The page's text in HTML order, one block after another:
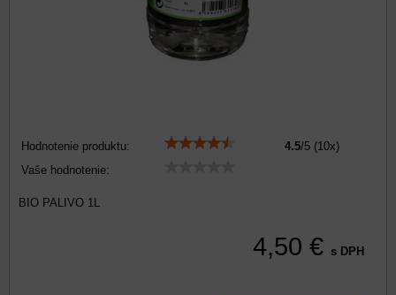
Hodnotenie produktu: 4.5/5 (10x)
Vaše hodnotenie:
BIO PALIVO 1L
4,50 € s DPH